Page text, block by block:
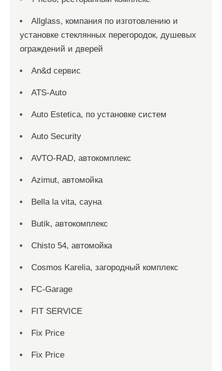
Allglass, компания по изготовлению и
установке стеклянных перегородок, душевых
ограждений и дверей
An&d сервис
ATS-Auto
Auto Estetica, по установке систем
Auto Security
AVTO-RAD, автокомплекс
Azimut, автомойка
Bella la vita, сауна
Butik, автокомплекс
Chisto 54, автомойка
Cosmos Karelia, загородный комплекс
FC-Garage
FIT SERVICE
Fix Price
Fix Price